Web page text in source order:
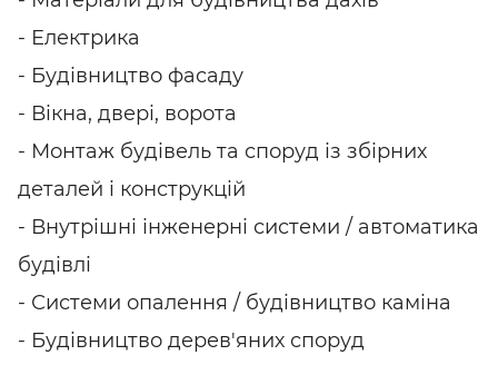
- Електрика
- Будівництво фасаду
- Вікна, двері, ворота
- Монтаж будівель та споруд із збірних
деталей і конструкцій
- Внутрішні інженерні системи / автоматика
будівлі
- Системи опалення / будівництво каміна
- Будівництво дерев'яних споруд